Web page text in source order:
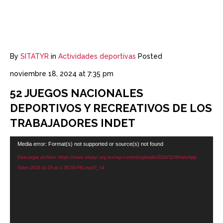
By SITATYR in Actividades deportivas Posted
noviembre 18, 2024 at 7:35 pm
52 JUEGOS NACIONALES
DEPORTIVOS Y RECREATIVOS DE LOS
TRABAJADORES INDET
Reproductor
Media error: Format(s) not supported or source(s) not found
Descargar archivo: https://www.sitatyr.org.mx/wp-content/uploads/2024/11/WhatsApp-
Video-2024-11-15-at-1.39.50-PM.mp4?_=4